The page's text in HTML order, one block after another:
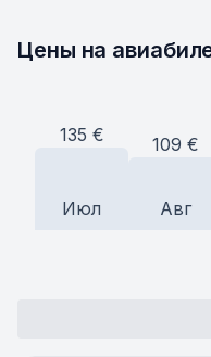
Цены на
135 €
Июл
109 €
Авг